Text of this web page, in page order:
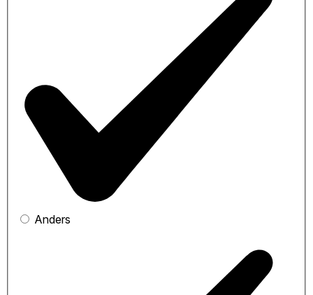
Anders